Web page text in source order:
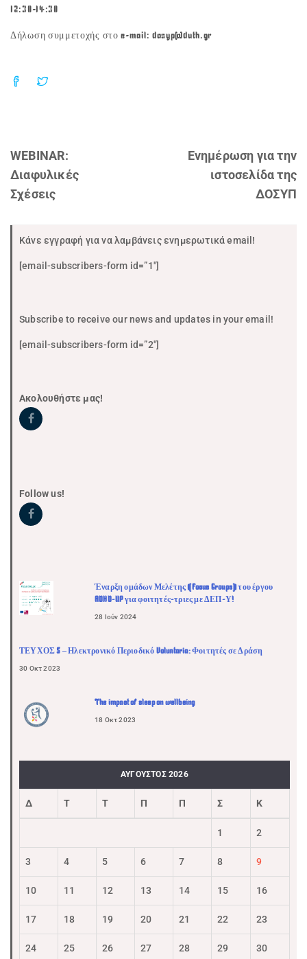
12:30-14:30
Δήλωση συμμετοχής στο e-mail: dosyp@duth.gr
WEBINAR:
Διαφυλικές
Σχέσεις
Ενημέρωση για την
ιστοσελίδα της
ΔΟΣΥΠ
Κάνε εγγραφή για να λαμβάνεις ενημερωτικά email!
[email-subscribers-form id=”1″]
Subscribe to receive our news and updates in your email!
[email-subscribers-form id=”2″]
Ακολουθήστε μας!
Follow us!
Έναρξη ομάδων Μελέτης (Focus Groups) του έργου
ADHD-UP για φοιτητές-τριες με ΔΕΠ-Υ!
28 Ιούν 2024
ΤΕΥΧΟΣ 5 – Ηλεκτρονικό Περιοδικό Voluntaria: Φοιτητές σε Δράση
30 Οκτ 2023
The impact of sleep on wellbeing
18 Οκτ 2023
ΑΎΓΟΥΣΤΟΣ 2026
Δ Τ Τ Π Π Σ Κ
1 2
3 4 5 6 7 8 9
10 11 12 13 14 15 16
17 18 19 20 21 22 23
24 25 26 27 28 29 30